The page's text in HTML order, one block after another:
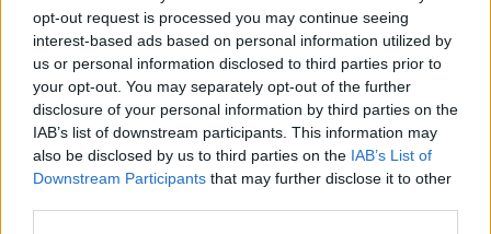
opt-out request is processed you may continue seeing
interest-based ads based on personal information utilized by
us or personal information disclosed to third parties prior to
your opt-out. You may separately opt-out of the further
disclosure of your personal information by third parties on the
IAB’s list of downstream participants. This information may
also be disclosed by us to third parties on the IAB’s List of
Downstream Participants that may further disclose it to other
Stefano Portu, CEO & Founder di ShopFully,